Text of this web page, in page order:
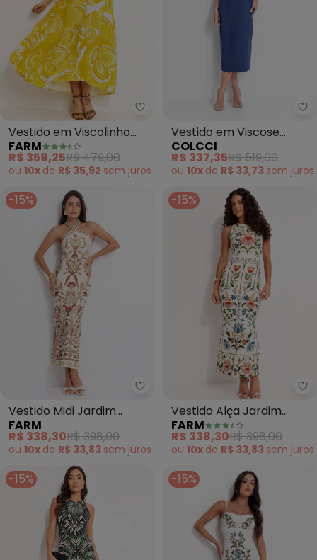
Farm - Vestido em Viscolinho
Vestido em Viscolinho
(Amarelo)
FARM
R$ 359,25R$ 479,00
ou 10x de R$ 35,92 sem juros
Vestido em Viscose
(Azul)
COLCCI
R$ 337,35R$ 519,00
ou 10x de R$ 33,73 sem juros
-15%
Farm - Vestido Midi Jardim
Vestido Midi Jardim
Louise (Bege)
FARM
R$ 338,30R$ 398,00
ou 10x de R$ 33,83 sem juros
-15%
Vestido Alça Jardim
Beleza (Bege)
FARM
R$ 338,30R$ 398,00
ou 10x de R$ 33,83 sem juros
-15% -15%